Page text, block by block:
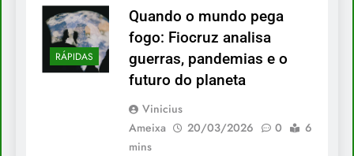
RÁPIDAS
Quando o mundo pega
fogo: Fiocruz analisa
guerras, pandemias e o
futuro do planeta
Vinicius
Ameixa
20/03/2026 0
6
mins